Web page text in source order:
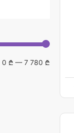
0 ₾ — 7 780 ₾